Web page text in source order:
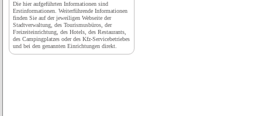
Die hier aufgeführten Informationen sind
Erstinformationen. Weiterführende Informationen
finden Sie auf der jeweiligen Webseite der
Stadtverwaltung, des Tourismusbüros, der
Freizeiteinrichtung, des Hotels, des Restaurants,
des Campingplatzes oder des Kfz-Servicebetriebes
und bei den genannten Einrichtungen direkt.